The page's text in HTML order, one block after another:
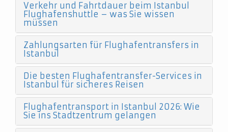
Verkehr und Fahrtdauer beim Istanbul
Flughafenshuttle – was Sie wissen
müssen
Zahlungsarten für Flughafentransfers in
Istanbul
Die besten Flughafentransfer-Services in
Istanbul für sicheres Reisen
Flughafentransport in Istanbul 2026: Wie
Sie ins Stadtzentrum gelangen